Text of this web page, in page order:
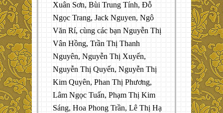
Xuân Sơn, Bùi Trung Tính, Đỗ
Ngọc Trang, Jack Nguyen, Ngô
Văn Rí, cùng các bạn Nguyễn Thị
Vân Hồng, Trần Thị Thanh
Nguyên, Nguyễn Thị Xuyến,
Nguyễn Thị Quyến, Nguyễn Thị
Kim Quyên, Phan Thị Phương,
Lâm Ngọc Tuấn, Phạm Thị Kim
Sáng, Hoa Phong Trần, Lê Thị Hạ